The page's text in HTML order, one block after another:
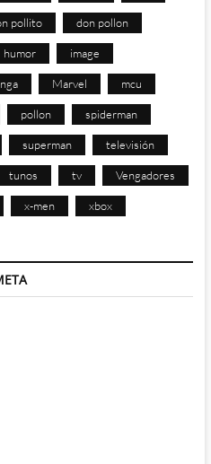
pollito don pollon
humor image
Marvel mcu
pollon spiderman
superman televisión
tunos tv Vengadores
x-men xbox